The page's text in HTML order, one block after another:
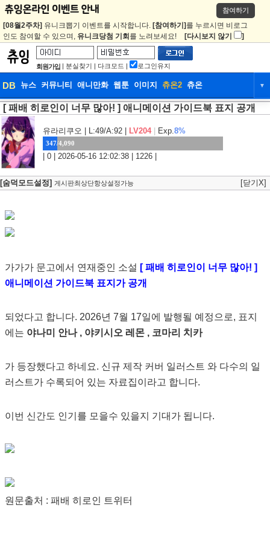
참여하기
[08월2주차] 유니크뽑기 이벤트를 시작합니다. [참여하기] 를 누르시면 비로그
인도 참여할 수 있으며, 유니크당첨 기회 를 노려보세요! [다시보지 않기 ]
회원가입 | 분실찾기 | 다크모드 | 로그인유지
DB 뉴스 커뮤니티 애니만화 웹툰 이미지 츄온2 츄온 ▼
DB 뉴스 커뮤니티 애니만화
웹툰 이미지 츄온2
[ 패배 히로인이 너무 많아! ] 애니메이션 가이드북 표지 공개
유라리쿠오 | L:49/A:92 | LV204 Exp.8%
347/4,090
| 0 | 2026-05-16 12:02:38 | 1226 |
[숨덕모드설정] 게시판최상단항상설정가능 [닫기X]
가가가 문고에서 연재중인 소설 [ 패배 히로인이 너무 많아! ]
애니메이션 가이드북 표지가 공개
되었다고 합니다. 2026년 7월 17일에 발행될 예정으로, 표지
에는 야나미 안나 , 야키시오 레몬 , 코마리 치카
가 등장했다고 하네요. 신규 제작 커버 일러스트 와 다수의 일
러스트가 수록되어 있는 자료집이라고 합니다.
이번 신간도 인기를 모을수 있을지 기대가 됩니다.
원문출처 : 패배 히로인 트위터